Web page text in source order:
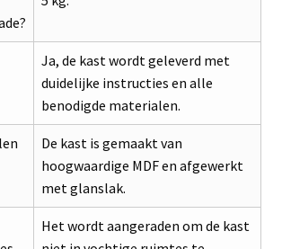
Ja, de kast wordt geleverd met
duidelijke instructies en alle
benodigde materialen.
De kast is gemaakt van
hoogwaardige MDF en afgewerkt
met glanslak.
Het wordt aangeraden om de kast